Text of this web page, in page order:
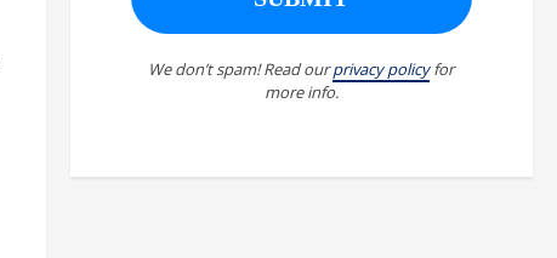
We don’t spam! Read ourprivacy policyfor
more info.